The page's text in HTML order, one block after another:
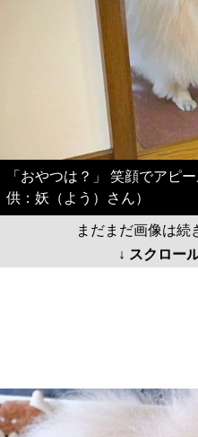
「おやつは？」 笑顔でアピ
供：妖（よう）さん）
まだまだ画像は続
↓ スクロー